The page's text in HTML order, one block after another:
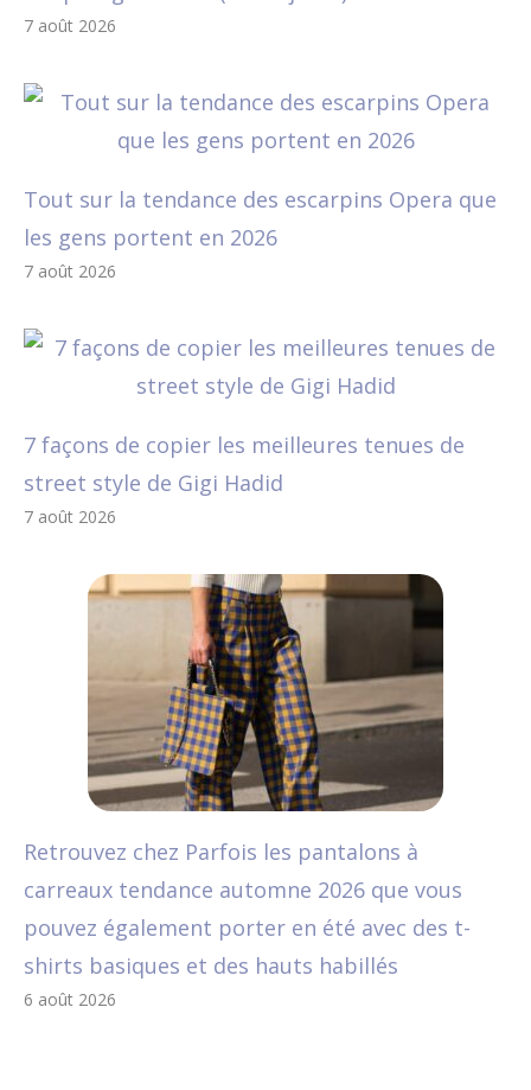
7 août 2026
Tout sur la tendance des escarpins Opera que
les gens portent en 2026
7 août 2026
7 façons de copier les meilleures tenues de
street style de Gigi Hadid
7 août 2026
Retrouvez chez Parfois les pantalons à
carreaux tendance automne 2026 que vous
pouvez également porter en été avec des t-
shirts basiques et des hauts habillés
6 août 2026